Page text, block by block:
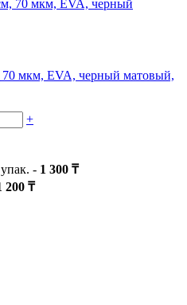
70 мкм, EVA, черный матовый,
+
упак. - 1 300 ₸
200 ₸